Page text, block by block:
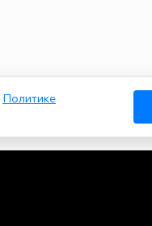
Политике